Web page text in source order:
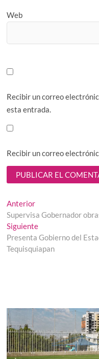
Web
Recibir un correo
esta entrada.
Recibir un correo
Navegación
de
entradas
AnteriorEntrada
anterior:
Supervisa Gobernador
SiguienteEntrada
siguiente:
Presenta Gobierno del
Tequisquiapan